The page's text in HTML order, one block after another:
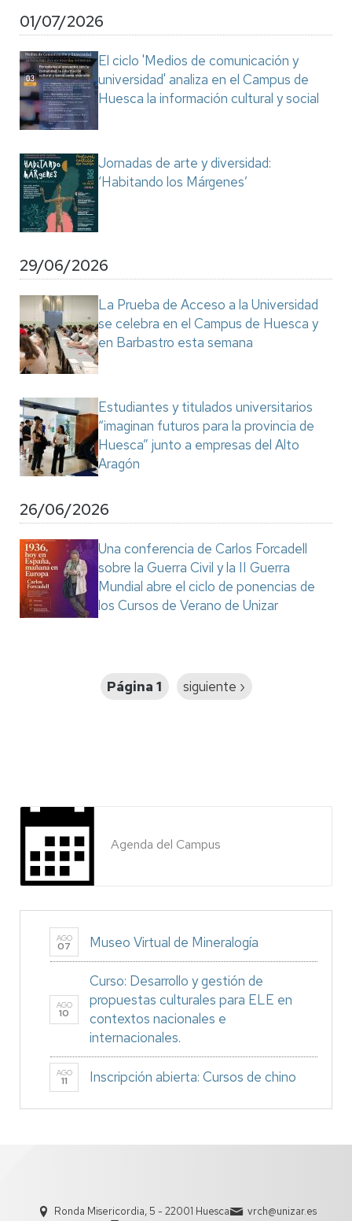
01/07/2026
El ciclo 'Medios de comunicación y
universidad' analiza en el Campus de
Huesca la información cultural y social
Jornadas de arte y diversidad:
‘Habitando los Márgenes’
29/06/2026
La Prueba de Acceso a la Universidad
se celebra en el Campus de Huesca y
en Barbastro esta semana
Estudiantes y titulados universitarios
“imaginan futuros para la provincia de
Huesca” junto a empresas del Alto
Aragón
26/06/2026
Una conferencia de Carlos Forcadell
sobre la Guerra Civil y la II Guerra
Mundial abre el ciclo de ponencias de
los Cursos de Verano de Unizar
Página 1
Siguiente
siguiente ›
Agenda del Campus
AGO
07 Museo Virtual de Mineralogía
AGO
10
Curso: Desarrollo y gestión de
propuestas culturales para ELE en
contextos nacionales e
internacionales.
AGO
11 Inscripción abierta: Cursos de chino
Ronda Misericordia, 5 - 22001 Huesca
vrch@unizar.es